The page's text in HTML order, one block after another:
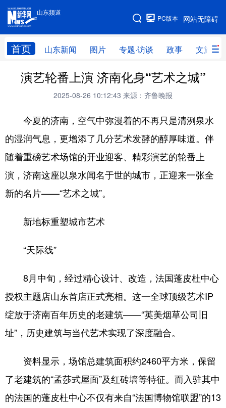
山东频道
网站无障碍
PC版本
首页 山东新闻 图片 专题·访谈 政事 文旅
手机版
网站地图
学习进行时 高层 时政 人事
财经 网评
台湾 思客智库 全球连线 教育
科技 科普 体育 文化
健康 军事 访谈 视频
图片 中央文件 金融 汽车
溯源中国 城市
会展
地方频道
文娱 融媒秀 地市 科教
演艺轮番上演 济南化身“艺术之城”
2025-08-26 10:12:43 来源：齐鲁晚报
今夏的济南，空气中弥漫着的不再只是清洌泉水
的湿润气息，更增添了几分艺术发酵的醇厚味道。伴
随着重磅艺术场馆的开业迎客、精彩演艺的轮番上
演，济南这座以泉水闻名于世的城市，正迎来一张全
新的名片——“艺术之城”。
新地标重塑城市艺术
“天际线”
8月中旬，经过精心设计、改造，法国蓬皮杜中心
授权主题店山东首店正式亮相。这一全球顶级艺术IP
绽放于济南百年历史的老建筑——“英美烟草公司旧
址”，历史建筑与当代艺术实现了深度融合。
资料显示，场馆总建筑面积约2460平方米，保留
了老建筑的“孟莎式屋面”及红砖墙等特征。而入驻其中
的法国的蓬皮杜中心不仅有来自“法国博物馆联盟”的13